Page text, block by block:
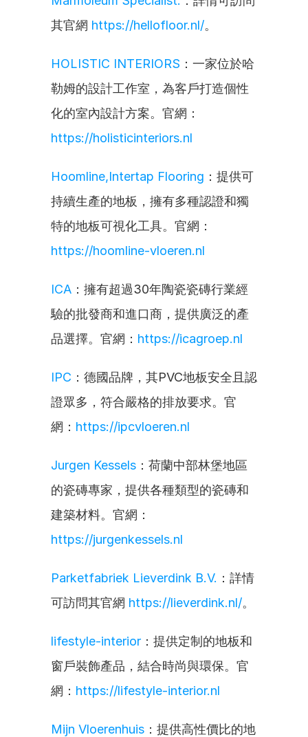
其官網 https://hellofloor.nl/。
HOLISTIC INTERIORS ：一家位於哈
勒姆的設計工作室，為客戶打造個性
化的室內設計方案。官網：
https://holisticinteriors.nl
Hoomline,Intertap Flooring ：提供可
持續生產的地板，擁有多種認證和獨
特的地板可視化工具。官網：
https://hoomline-vloeren.nl
ICA ：擁有超過30年陶瓷瓷磚行業經
驗的批發商和進口商，提供廣泛的產
品選擇。官網： https://icagroep.nl
IPC ：德國品牌，其PVC地板安全且認
證眾多，符合嚴格的排放要求。官
網： https://ipcvloeren.nl
Jurgen Kessels ：荷蘭中部林堡地區
的瓷磚專家，提供各種類型的瓷磚和
建築材料。官網：
https://jurgenkessels.nl
Parketfabriek Lieverdink B.V. ：詳情
可訪問其官網 https://lieverdink.nl/。
lifestyle-interior ：提供定制的地板和
窗戶裝飾產品，結合時尚與環保。官
網： https://lifestyle-interior.nl
Mijn Vloerenhuis ：提供高性價比的地